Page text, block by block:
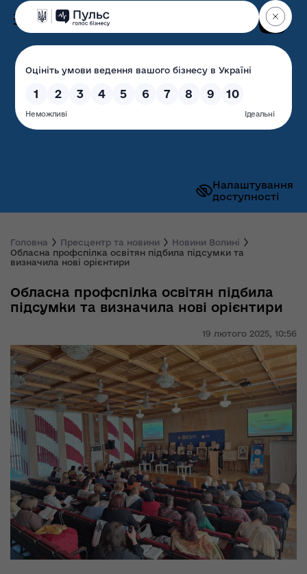
Налаштування
доступності
Волинська обласна
державна адміністрація
Головна Пресцентр та новини
Новини Волині
Обласна профспілка освітян підбила підсумки та
визначила нові орієнтири
19 лютого 2025, 10:56
Обласна профспілка освітян підбила
підсумки та визначила нові орієнтири